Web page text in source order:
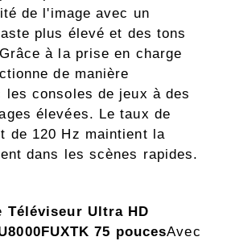
de l'image avec un
plus élevé et des tons
à la prise en charge
de manière
les consoles de jeux à des
élevées. Le taux de
de 120 Hz maintient la
dans les scènes rapides.
Téléviseur Ultra HD
75 poucesAvec